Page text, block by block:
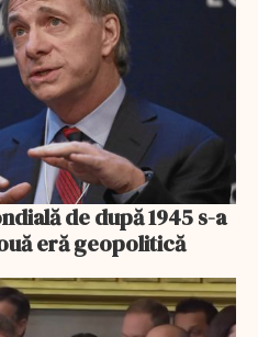
de după 1945 s-a
eră geopolitică